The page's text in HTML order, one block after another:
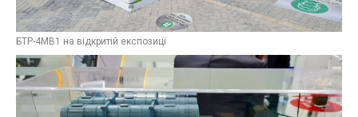
БТР-4МВ1 на відкритій експозицї